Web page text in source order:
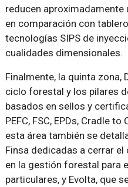
reducen aproximadamente
en comparación con
tecnologías SIPS de
cualidades dimensionales.
Finalmente, la quinta zona,
ciclo forestal y los pilares
basados en sellos y
PEFC, FSC, EPDs, Cradle
esta área también se
Finsa dedicadas a cerrar
en la gestión forestal para
particulares, y Evolta, que